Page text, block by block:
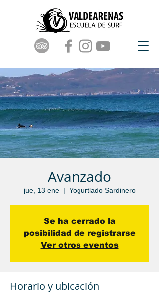
Avanzado
jue, 13 ene
  |
Yogurtlado Sardinero
Se ha cerrado la
posibilidad de registrarse
Ver otros eventos
Horario y ubicación